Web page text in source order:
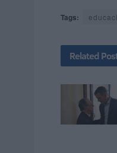
Tags:
Related